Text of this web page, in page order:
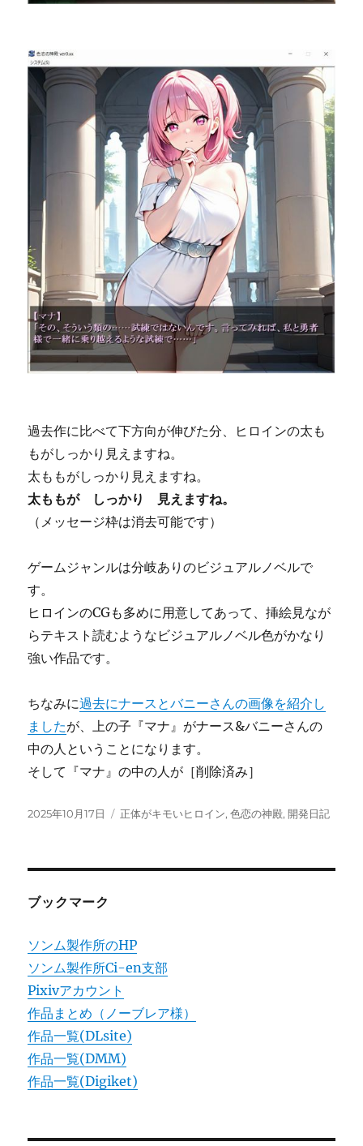
過去作に比べて下方向が伸びた分、ヒロインの太も
もがしっかり見えますね。
太ももがしっかり見えますね。
太ももが
しっかり
見えますね。
（メッセージ枠は消去可能です）
ゲームジャンルは分岐ありのビジュアルノベルで
す。
ヒロインのCGも多めに用意してあって、挿絵見なが
らテキスト読むようなビジュアルノベル色がかなり
強い作品です。
ちなみに過去にナースとバニーさんの画像を紹介し
ましたが、上の子『マナ』がナース&バニーさんの
中の人ということになります。
そして『マナ』の中の人が［削除済み］
投
2025年10月17日
カ
正体がキモいヒロイン,色恋の神殿, 開発日記
ブックマーク
ソンム製作所のHP
ソンム製作所Ci-en支部
Pixivアカウント
作品まとめ（ノーブレア様）
作品一覧(DLsite)
作品一覧(DMM)
作品一覧(Digiket)